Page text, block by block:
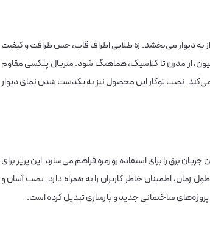
دیوار می‌بخشد. زه طلایی اطراف قاب، حس ظرافت و کیفیت
از مدرن تا کلاسیک، هماهنگ شود. متریال پلکسی مقاوم
می‌کند. نصب توکار این محصول نیز به یکدست شدن نمای دیوار
برق را برای استفاده روزمره فراهم می‌سازد. این پریز برای
زمان، اطمینان خاطر کاربران را به همراه دارد. نصب آسان و
پروژه‌های ساختمانی جدید و بازسازی تبدیل کرده است.